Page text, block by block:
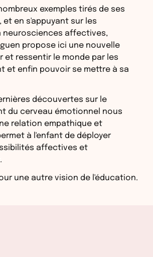
exemples tirés de ses
en s'appuyant sur les
neurosciences affectives,
propose ici une nouvelle
et ressentir le monde par les
et enfin pouvoir se mettre à sa
découvertes sur le
du cerveau émotionnel nous
relation empathique et
à l'enfant de déployer
affectives et
une autre vision de l'éducation.